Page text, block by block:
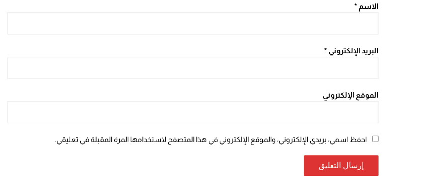
الاسم *
البريد الإلكتروني *
الموقع الإلكتروني
احفظ اسمي، بريدي الإلكتروني، والموقع الإلكتروني في هذا المتصفح لاستخدامها المرة المقبلة في تعليقي.